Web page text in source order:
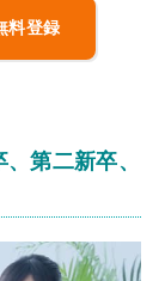
料登録
第二新卒、